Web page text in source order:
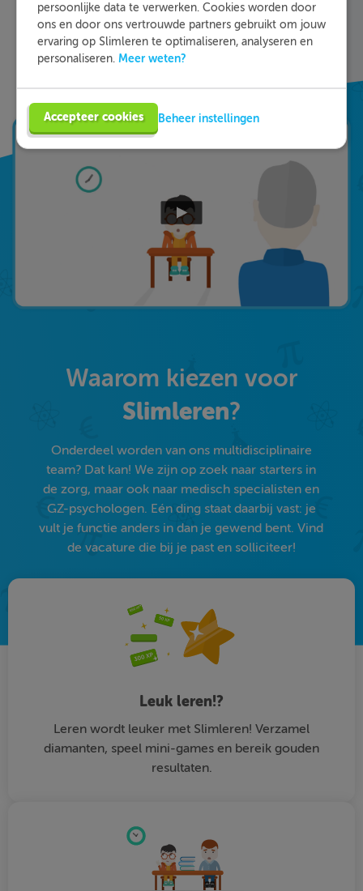
stof sneller te begrijpen. Daarnaast krijg je bij
ieder fout gegeven antwoord direct een heldere
uitleg hoe je de vraag het beste kunt oplossen.
Slimleren!
Waarom kiezen voor
Slimleren?
Onderdeel worden van ons multidisciplinaire
team? Dat kan! We zijn op zoek naar starters in
de zorg, maar ook naar medisch specialisten en
GZ-psychologen. Eén ding staat daarbij vast: je
vult je functie anders in dan je gewend bent. Vind
de vacature die bij je past en solliciteer!
Leuk leren!?
Leren wordt leuker met Slimleren! Verzamel
diamanten, speel mini-games en bereik gouden
resultaten.
persoonlijke data te verwerken. Cookies worden door
ons en door ons vertrouwde partners gebruikt om jouw
ervaring op Slimleren te optimaliseren, analyseren en
personaliseren. Meer weten?
Accepteer cookies Beheer instellingen